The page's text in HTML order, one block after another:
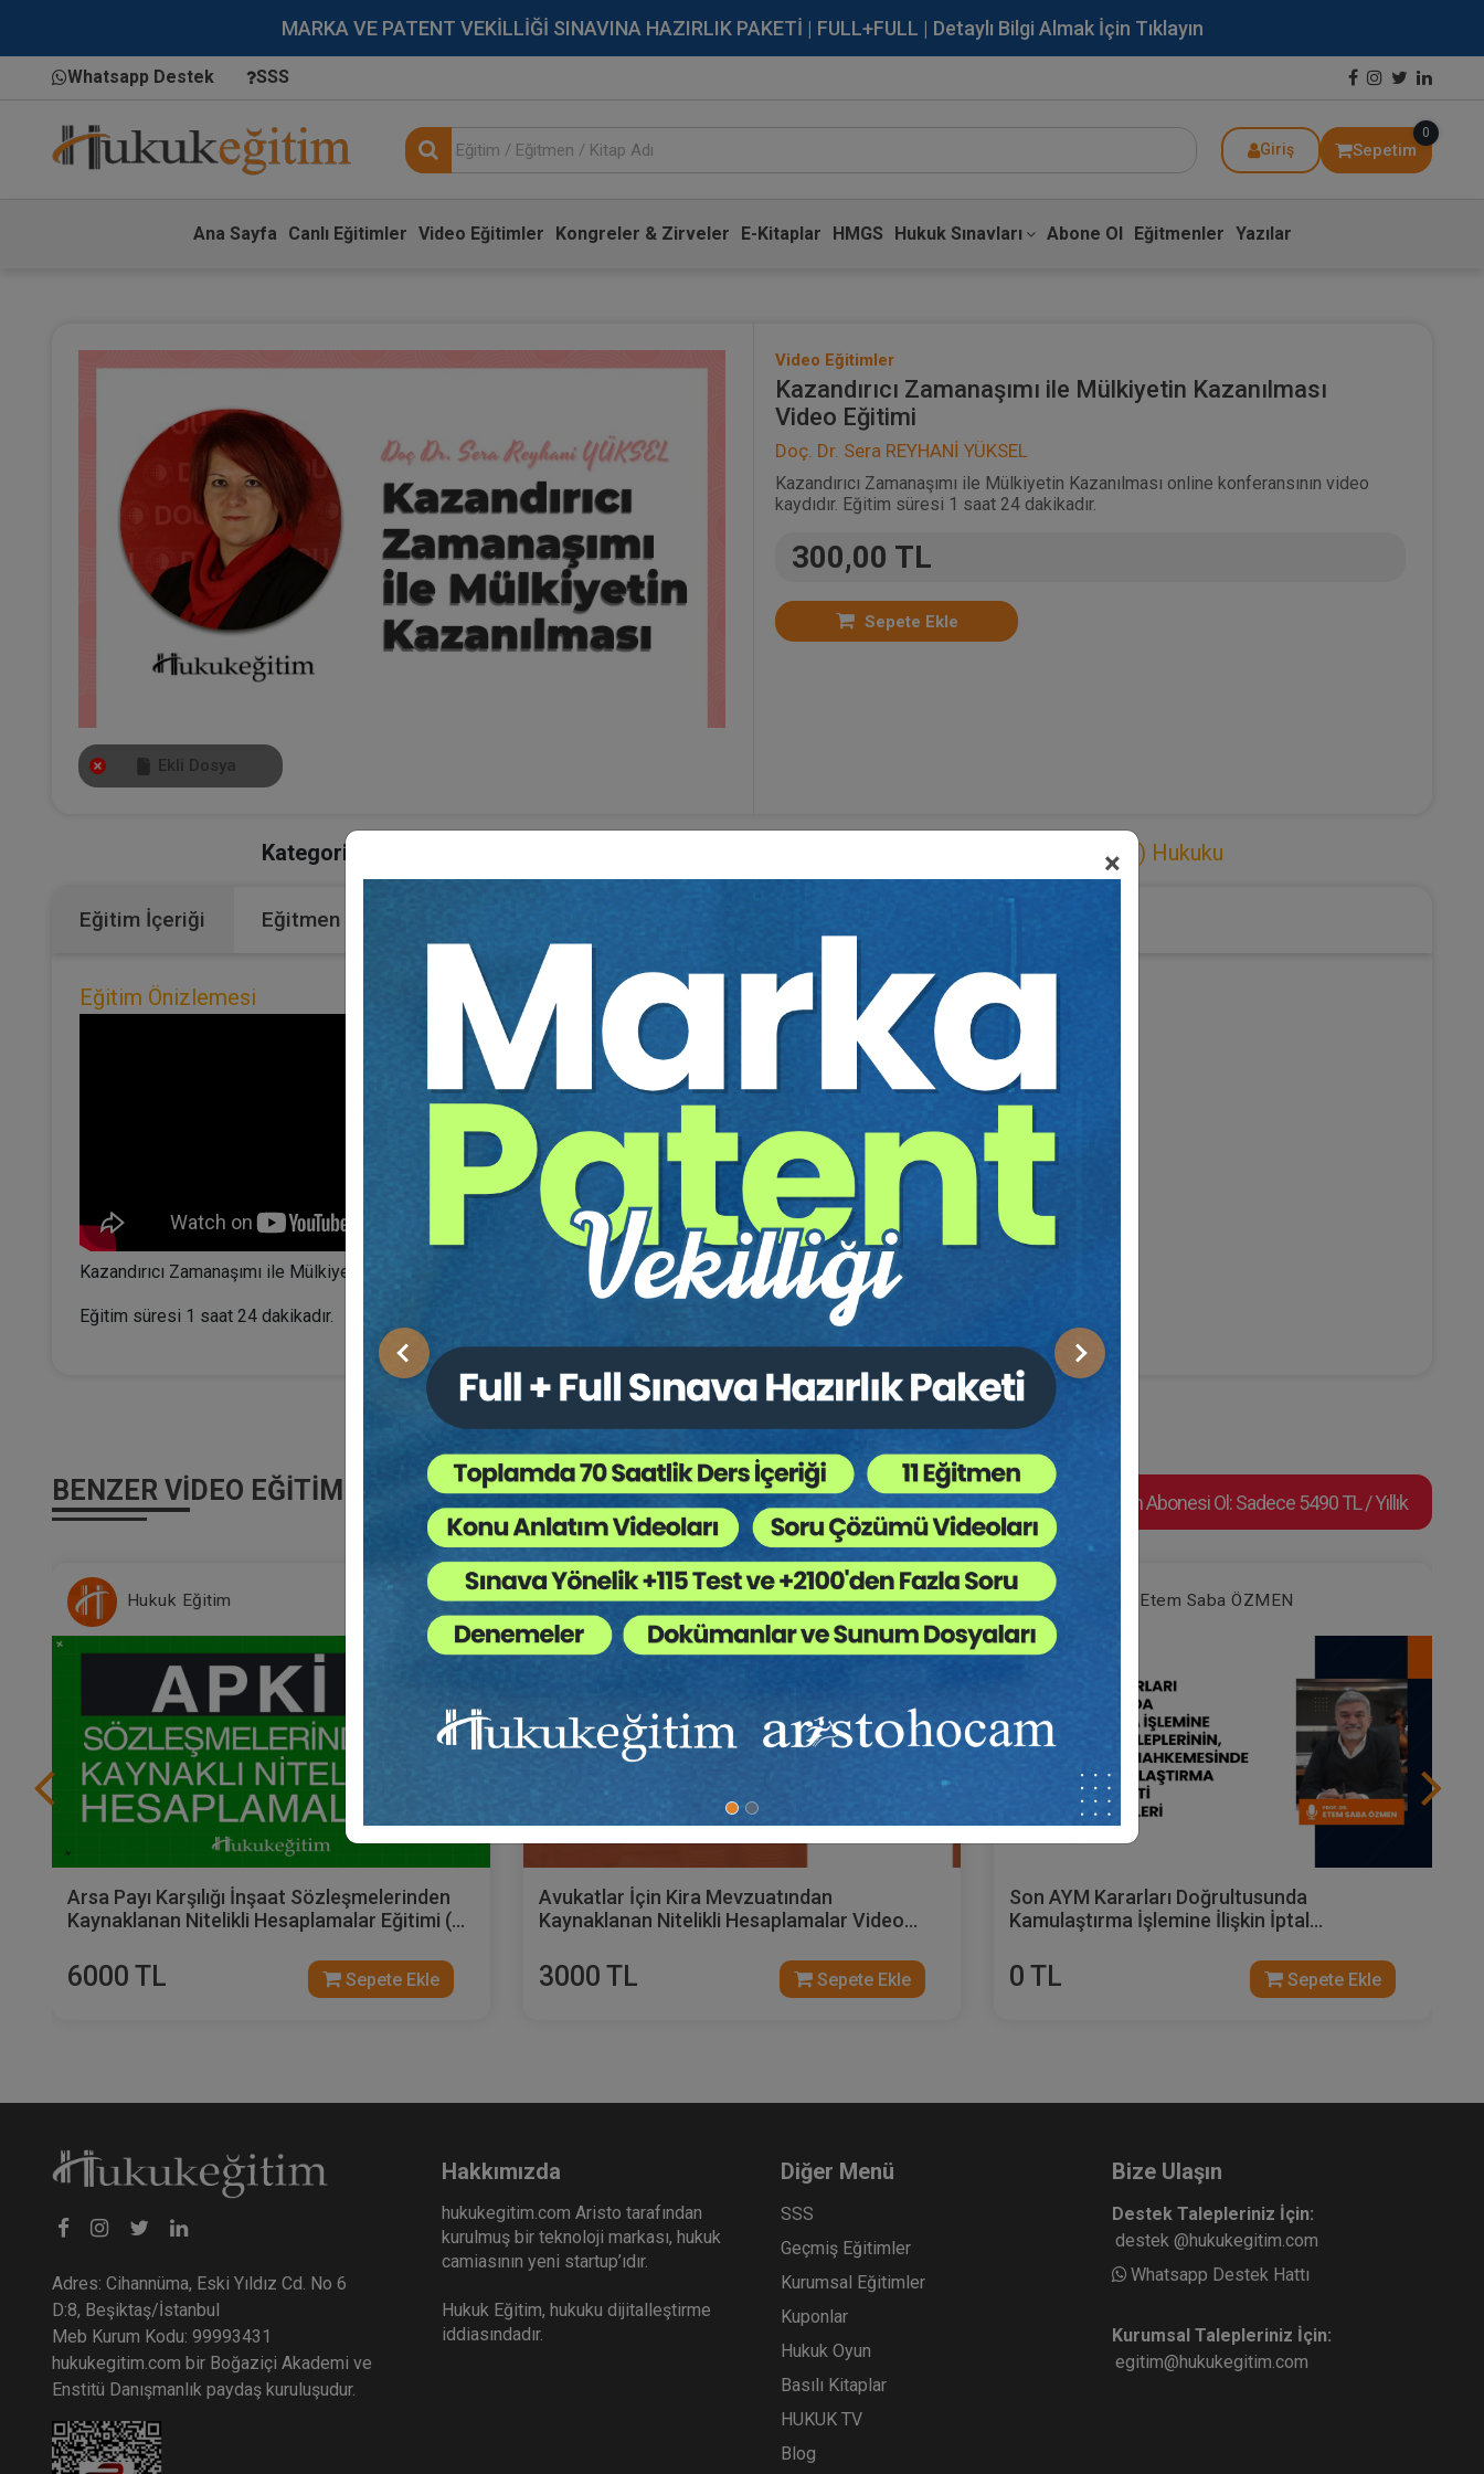
MARKA VE PATENT VEKİLLİĞİ SINAVINA HAZIRLIK PAKETİ | FULL+FULL | Detaylı Bilgi Almak İçin Tıklayın
Whatsapp Destek SSS
Giriş Sepetim
0
Ana Sayfa Canlı Eğitimler Video Eğitimler Kongreler & Zirveler E-Kitaplar HMGS Hukuk Sınavları Abone Ol Eğitmenler Yazılar
×
Önceki Sonraki
Ekli Dosya
Video Eğitimler
Kazandırıcı Zamanaşımı ile Mülkiyetin Kazanılması
Video Eğitimi
Doç. Dr. Sera REYHANİ YÜKSEL
Kazandırıcı Zamanaşımı ile Mülkiyetin Kazanılması online konferansının video
kaydıdır. Eğitim süresi 1 saat 24 dakikadır.
300,00 TL
Sepete Ekle
Kategoriler: Taşınmaz (Gayrimenkul) Hukuku
Eğitim İçeriği Eğitmen
Eğitim Önizlemesi
Kazandırıcı Zamanaşımı ile Mülkiyetin Kazanılması online konferansının video kaydıdır.
Eğitim süresi 1 saat 24 dakikadır.
BENZER VIDEO EĞITIMLER Video Eğitim Abonesi Ol: Sadece 5490 TL / Yıllık
Hukuk Eğitim
Arsa Payı Karşılığı İnşaat Sözleşmelerinden
Kaynaklanan Nitelikli Hesaplamalar Eğitimi (2
6000 TL Sepete Ekle
Av. Yankı BÜYÜKSEZER
Avukatlar İçin Kira Mevzuatından
Kaynaklanan Nitelikli Hesaplamalar Video
3000 TL Sepete Ekle
Prof. Dr. Etem Saba ÖZMEN
Son AYM Kararları Doğrultusunda
Kamulaştırma İşlemine İlişkin İptal
Görülen Kamulaştırma Bedelinin Tespiti
Davasına Etkileri Video Eğitimi
0 TL Sepete Ekle
Adres: Cihannüma, Eski Yıldız Cd. No 6
D:8, Beşiktaş/İstanbul
Meb Kurum Kodu: 99993431
hukukegitim.com bir Boğaziçi Akademi ve
Enstitü Danışmanlık paydaş kuruluşudur.
Hakkımızda
hukukegitim.com Aristo tarafından
kurulmuş bir teknoloji markası, hukuk
camiasının yeni startup’ıdır.
Hukuk Eğitim, hukuku dijitalleştirme
iddiasındadır.
Diğer Menü
SSS
Geçmiş Eğitimler
Kurumsal Eğitimler
Kuponlar
Hukuk Oyun
Basılı Kitaplar
HUKUK TV
Blog
Bize Ulaşın
Destek Talepleriniz İçin:
destek @hukukegitim.com
Whatsapp Destek Hattı
Kurumsal Talepleriniz İçin:
egitim@hukukegitim.com